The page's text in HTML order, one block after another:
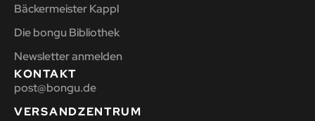
Bäckermeister Kappl
Die bongu Bibliothek
Newsletter anmelden
KONTAKT
post@bongu.de
VERSANDZENTRUM